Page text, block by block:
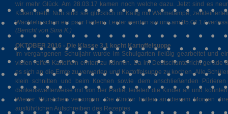
wir mehr Glück. Am 28.03.17 kamen noch welche dazu. Jetzt sind es
Küken mehr. Nun sind sie glücklich im Käfig mit Wärmelampe,
Wachteln schon ein paar Federn. Leider werden sie uns am 05.04.17
(Bericht von Sina K.)
OKTOBER 2016 - Die Klasse 3.1 kocht Kartoffelsuppe
Im vergangenen Schuljahr wurde im Schulgarten fleißig gearbeitet und
vielen reifen Kartoffeln ernten zu können. Da im Deutschunterricht gerade
es sich an die Ernte zu verwerten und Kartoffelsuppe zu kochen. Alle
klein schnitten und beim Kochen sowie dem anschließenden
dankenswerterweise mit von der Partie, leiteten die Kinder an und
Wiener Würstchen versorgen. Die Kinder hatten an diesem Morgen
ausführlichen Aufschreiben des Rezeptes.